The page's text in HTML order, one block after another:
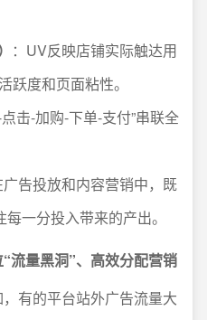
：UV反映店铺实际触达用
跃度和页面粘性。
点击-加购-下单-支付”串联全
广告投放和内容营销中，既
一分投入带来的产出。
流量黑洞”、高效分配营销
，有的平台站外广告流量大